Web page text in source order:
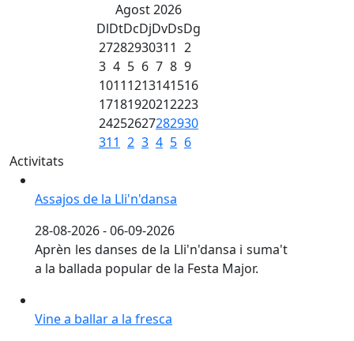
Agost 2026
DlDtDcDjDvDsDg
27282930311 2
3 4 5 6 7 8 9
10111213141516
17181920212223
24252627282930
311 2 3 4 5 6
Activitats
Assajos de la Lli'n'dansa
28-08-2026 - 06-09-2026
Aprèn les danses de la Lli'n'dansa i suma't
a la ballada popular de la Festa Major.
Vine a ballar a la fresca